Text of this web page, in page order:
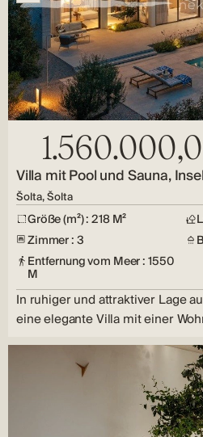
Villa mit Pool und Sauna,
Šolta, Šolta
Größe (m²) : 218 M²
Zimmer : 3
Entfernung vom Meer : 1550
M
In ruhiger und attraktiver Lage
eine elegante Villa mit einer